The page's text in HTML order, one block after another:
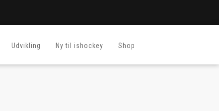
Udvikling Ny til ishockey Shop